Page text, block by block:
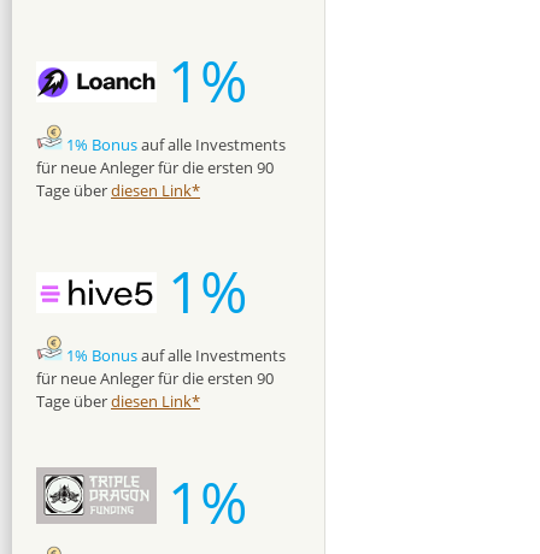
1%
1% Bonusauf alle Investments
für neue Anleger für die ersten 90
Tage überdiesen Link*
1%
1% Bonusauf alle Investments
für neue Anleger für die ersten 90
Tage überdiesen Link*
1%